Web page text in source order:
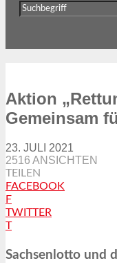
Aktion
Gemeinsam
23. JULI 2021
2516 ANSICHTEN
TEILEN
FACEBOOK
F
TWITTER
T
Sachsenlotto und